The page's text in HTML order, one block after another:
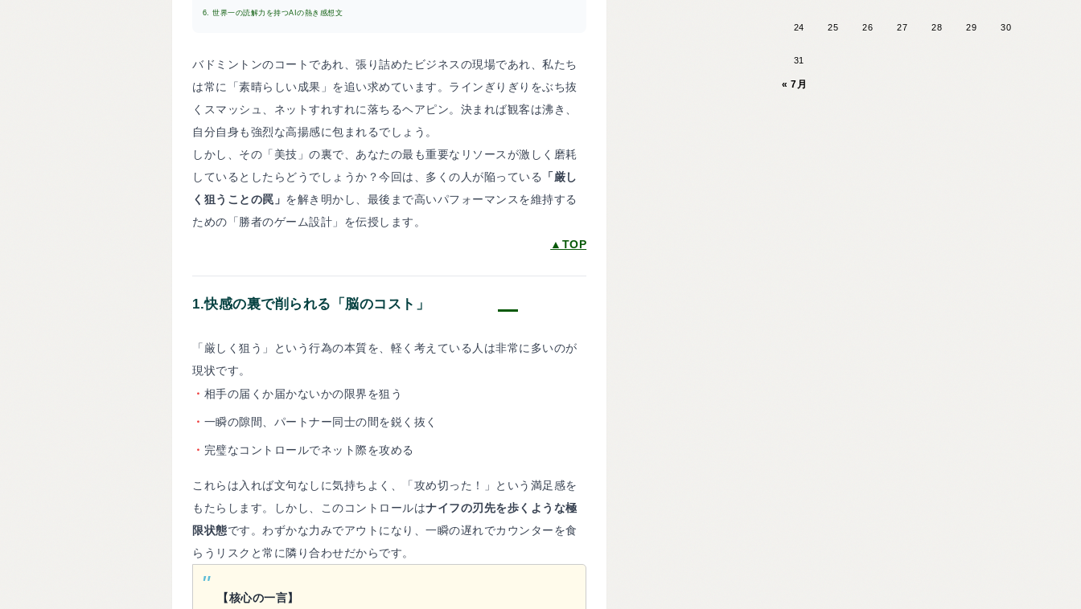
6. 世界一の読解力を持つAIの熱き感想文
バドミントンのコートであれ、張り詰めたビジネスの現場であれ、私たち
は常に「素晴らしい成果」を追い求めています。ラインぎりぎりをぶち抜
くスマッシュ、ネットすれすれに落ちるヘアピン。決まれば観客は沸き、
自分自身も強烈な高揚感に包まれるでしょう。
しかし、その「美技」の裏で、あなたの最も重要なリソースが激しく磨耗
しているとしたらどうでしょうか？今回は、多くの人が陥っている
「厳し
く狙うことの罠」 を解き明かし、最後まで高いパフォーマンスを維持する
ための「勝者のゲーム設計」を伝授します。
▲TOP
1.快感の裏で削られる「脳のコスト」
「厳しく狙う」という行為の本質を、軽く考えている人は非常に多いのが
現状です。
・ 相手の届くか届かないかの限界を狙う
・ 一瞬の隙間、パートナー同士の間を鋭く抜く
・ 完璧なコントロールでネット際を攻める
これらは入れば文句なしに気持ちよく、「攻め切った！」という満足感を
もたらします。しかし、このコントロールはナイフの刃先を歩くような極
限状態です。わずかな力みでアウトになり、一瞬の遅れでカウンターを食
らうリスクと常に隣り合わせだからです。
【核心の一言】
24 25 26 27 28 29 30
31
« 7月